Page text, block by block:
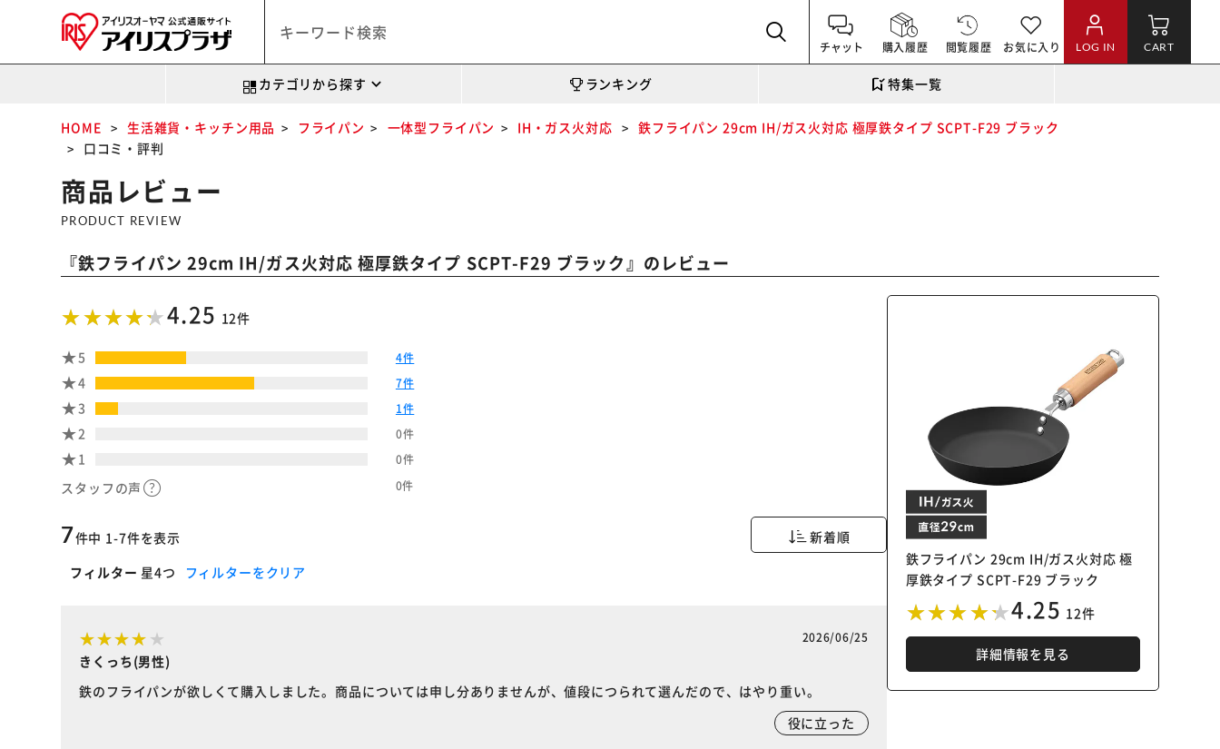
チャット 購入履歴 閲覧履歴 お気に入り LOG IN CART
カテゴリから探す ランキング 特集一覧
HOME 生活雑貨・キッチン用品 フライパン 一体型フライパン IH・ガス火対応
鉄フライパン 29cm IH/ガス火対応 極厚鉄タイプ SCPT-F29 ブラック
口コミ・評判
商品レビュー
PRODUCT REVIEW
『鉄フライパン 29cm IH/ガス火対応 極厚鉄タイプ SCPT-F29 ブラック』のレビュー
鉄フライパン 29cm IH/ガス火対応 極
厚鉄タイプ SCPT-F29 ブラック
4.25 12件
詳細情報を見る
4.25 12件
5 4件
4 7件
3 1件
2 0件
1 0件
スタッフの声 0件
新着順
7件中 1-7件を表示
フィルター 星4つ フィルターをクリア
2026/06/25
きくっち(男性)
鉄のフライパンが欲しくて購入しました。商品については申し分ありませんが、値段につられて選んだので、はやり重い。
役に立った